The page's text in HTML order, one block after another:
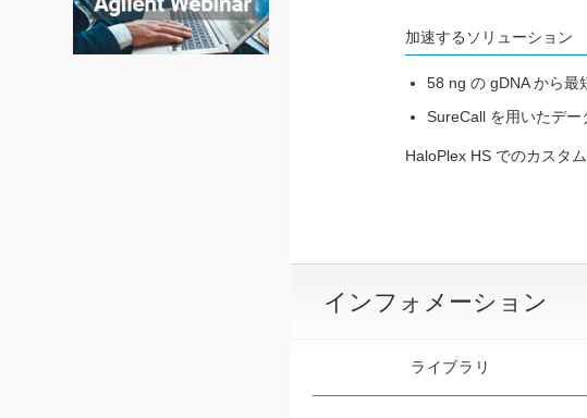
加速するソリューション
58 ng の gDNA から最
SureCall を用いたデ
HaloPlex HS でのカスタム
インフォメーション
ライブラリ